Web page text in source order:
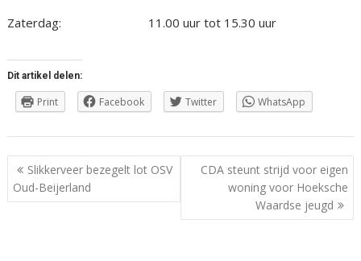
Zaterdag: 11.00 uur tot 15.30 uur
Dit artikel delen:
Print Facebook Twitter WhatsApp
Berichtnavigatie
Slikkerveer bezegelt lot OSV
Oud-Beijerland
CDA steunt strijd voor eigen
woning voor Hoeksche
Waardse jeugd